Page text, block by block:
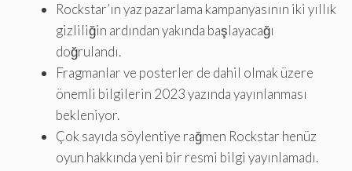
Rockstar’ın yaz pazarlama kampanyasının iki yıllık
gizliliğin ardından yakında başlayacağı
doğrulandı.
Fragmanlar ve posterler de dahil olmak üzere
önemli bilgilerin 2023 yazında yayınlanması
bekleniyor.
Çok sayıda söylentiye rağmen Rockstar henüz
oyun hakkında yeni bir resmi bilgi yayınlamadı.